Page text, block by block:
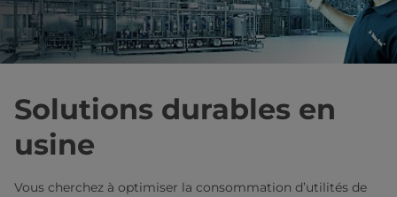
Solutions durables en
usine
Vous cherchez à optimiser la consommation d’utilités de